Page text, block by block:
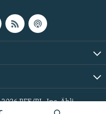
RFE/RL, Inc. Ähli